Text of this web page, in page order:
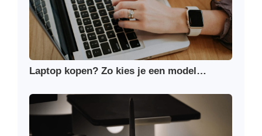
Laptop kopen? Zo kies je een model…